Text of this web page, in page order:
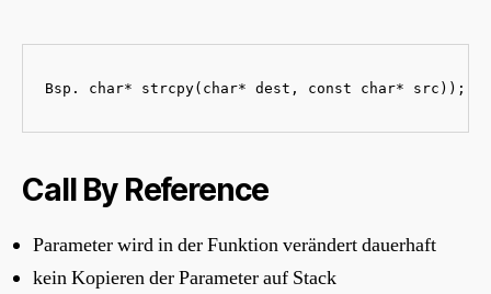
Bsp. char* strcpy(char* dest, const char* src));
Call By Reference
Parameter wird in der Funktion verändert dauerhaft
kein Kopieren der Parameter auf Stack